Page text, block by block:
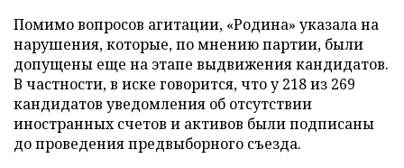
Помимо вопросов агитации, «Родина» указала на
нарушения, которые, по мнению партии, были
допущены еще на этапе выдвижения кандидатов.
В частности, в иске говорится, что у 218 из 269
кандидатов уведомления об отсутствии
иностранных счетов и активов были подписаны
до проведения предвыборного съезда.